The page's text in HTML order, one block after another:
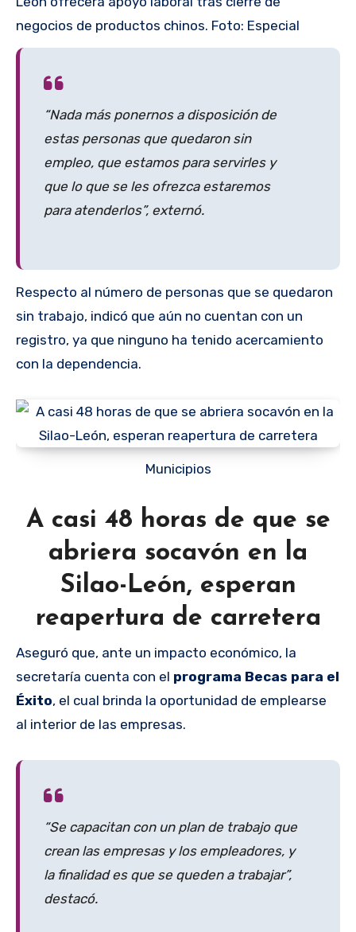
negocios de productos chinos. Foto: Especial
“Nada más ponernos a disposición de
estas personas que quedaron sin
empleo, que estamos para servirles y
que lo que se les ofrezca estaremos
para atenderlos”, externó.
Respecto al número de personas que se quedaron
sin trabajo, indicó que aún no cuentan con un
registro, ya que ninguno ha tenido acercamiento
con la dependencia.
Municipios
A casi 48 horas de que se
abriera socavón en la
Silao-León, esperan
reapertura de carretera
Aseguró que, ante un impacto económico, la
secretaría cuenta con el programa Becas para el
Éxito, el cual brinda la oportunidad de emplearse
al interior de las empresas.
“Se capacitan con un plan de trabajo que
crean las empresas y los empleadores, y
la finalidad es que se queden a trabajar”,
destacó.